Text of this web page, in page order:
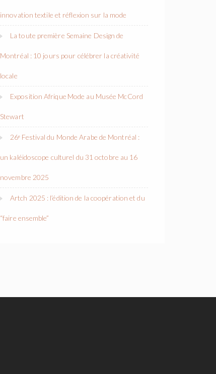
innovation textile et réflexion sur la mode
La toute première Semaine Design de
Montréal : 10 jours pour célébrer la créativité
locale
Exposition Afrique Mode au Musée McCord
Stewart
26ᵉ Festival du Monde Arabe de Montréal :
un kaléidoscope culturel du 31 octobre au 16
novembre 2025
Artch 2025 : l’édition de la coopération et du
“faire ensemble”